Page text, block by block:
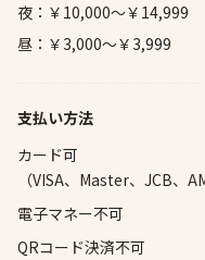
夜：￥10,000～￥14,999
昼：￥3,000～￥3,999
支払い方法
カード可
（VISA、Master、JCB、
電子マネー不可
QRコード決済不可